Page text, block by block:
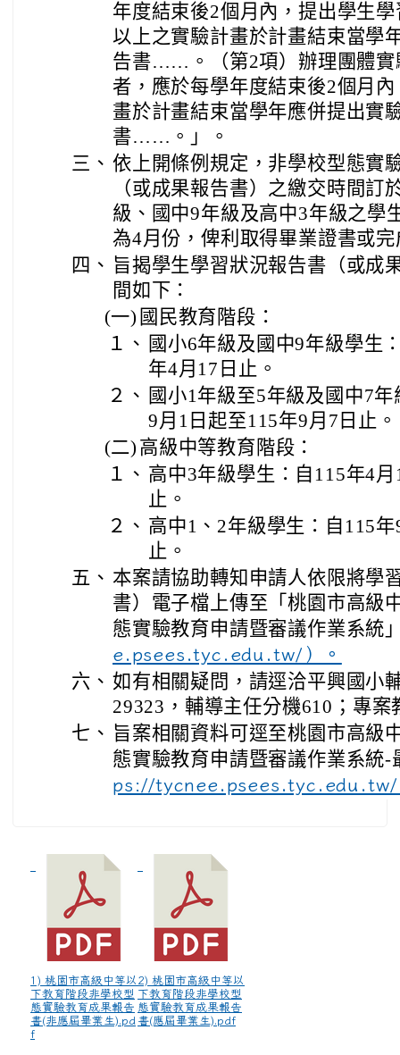
年度結束後2個月內，提出學生
以上之實驗計畫於計畫結束當學
告書……。（第2項）辦理團體實
者，應於每學年度結束後2個月
畫於計畫結束當學年應併提出實
書……。」。
三、 依上開條例規定，非學校型態實
（或成果報告書）之繳交時間訂
級、國中9年級及高中3年級之學
為4月份，俾利取得畢業證書或
四、 旨揭學生學習狀況報告書（或成
間如下：
(一) 國民教育階段：
１、 國小6年級及國中9年級學生
年4月17日止。
２、 國小1年級至5年級及國中7
9月1日起至115年9月7日止。
(二) 高級中等教育階段：
１、 高中3年級學生：自115年4
止。
２、 高中1、2年級學生：自115
止。
五、 本案請協助轉知申請人依限將學
書）電子檔上傳至「桃園市高級
態實驗教育申請暨審議作業系統
e.psees.tyc.edu.tw/）。
六、 如有相關疑問，請逕洽平興國小
29323，輔導主任分機610；專案
七、 旨案相關資料可逕至桃園市高級
態實驗教育申請暨審議作業系統
ps://tycnee.psees.tyc.edu.tw/
1) 桃園市高級中等以
下教育階段非學校型
態實驗教育成果報告
書(非應屆畢業生).pd
f
2) 桃園市高級中等以
下教育階段非學校型
態實驗教育成果報告
書(應屆畢業生).pdf